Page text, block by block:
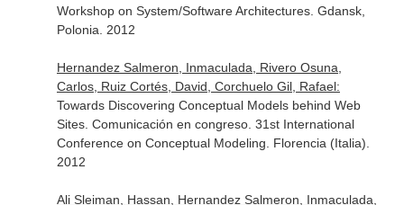
Workshop on System/Software Architectures. Gdansk,
Polonia. 2012
Hernandez Salmeron, Inmaculada, Rivero Osuna,
Carlos, Ruiz Cortés, David, Corchuelo Gil, Rafael:
Towards Discovering Conceptual Models behind Web
Sites. Comunicación en congreso. 31st International
Conference on Conceptual Modeling. Florencia (Italia).
2012
Ali Sleiman, Hassan, Hernandez Salmeron, Inmaculada,